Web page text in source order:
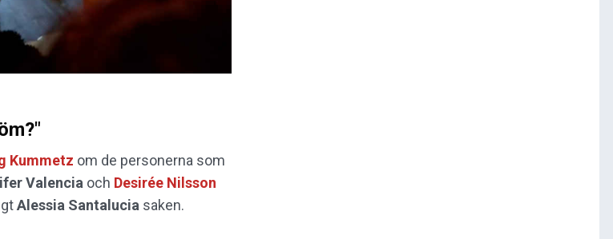
Kummetz om de personerna som
Valencia och Desirée Nilsson
Alessia Santalucia saken.